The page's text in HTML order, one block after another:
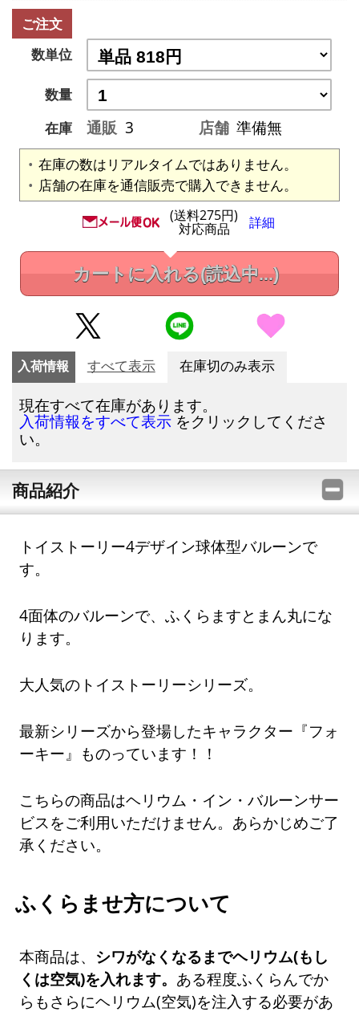
ご注文
数単位
数量
在庫
通販 3 店舗 準備無
在庫の数はリアルタイムではありません。
店舗の在庫を通信販売で購入できません。
(送料275円)
対応商品 詳細
カートに入れる(読込中...)
入荷情報 すべて表示 在庫切のみ表示
現在すべて在庫があります。
入荷情報をすべて表示 をクリックしてくださ
い。
商品紹介
トイストーリー4デザイン球体型バルーンで
す。
4面体のバルーンで、ふくらますとまん丸にな
ります。
大人気のトイストーリーシリーズ。
最新シリーズから登場したキャラクター『フォ
ーキー』ものっています！！
こちらの商品はヘリウム・イン・バルーンサー
ビスをご利用いただけません。あらかじめご了
承ください。
ふくらませ方について
本商品は、 シワがなくなるまでヘリウム(もし
くは空気)を入れます。 ある程度ふくらんでか
らもさらにヘリウム(空気)を注入する必要があ